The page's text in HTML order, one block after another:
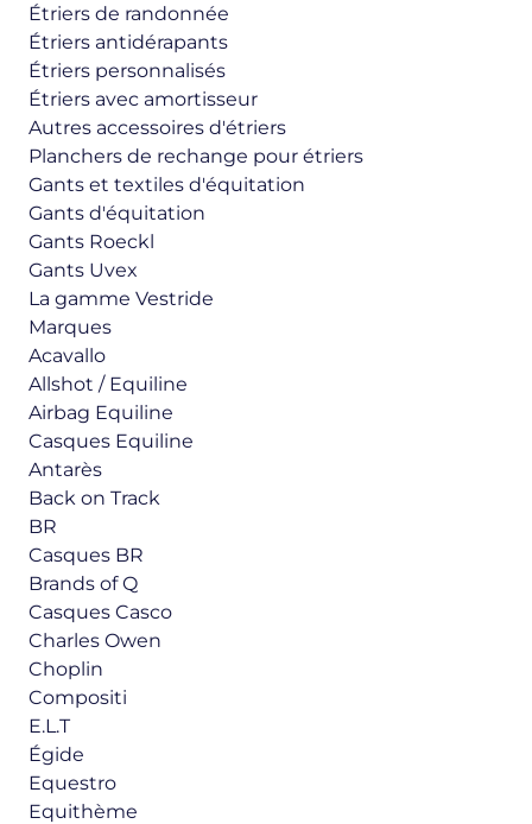
Étriers de randonnée
Étriers antidérapants
Étriers personnalisés
Étriers avec amortisseur
Autres accessoires d'étriers
Planchers de rechange pour étriers
Gants et textiles d'équitation
Gants d'équitation
Gants Roeckl
Gants Uvex
La gamme Vestride
Marques
Acavallo
Allshot / Equiline
Airbag Equiline
Casques Equiline
Antarès
Back on Track
BR
Casques BR
Brands of Q
Casques Casco
Charles Owen
Choplin
Compositi
E.L.T
Égide
Equestro
Equithème